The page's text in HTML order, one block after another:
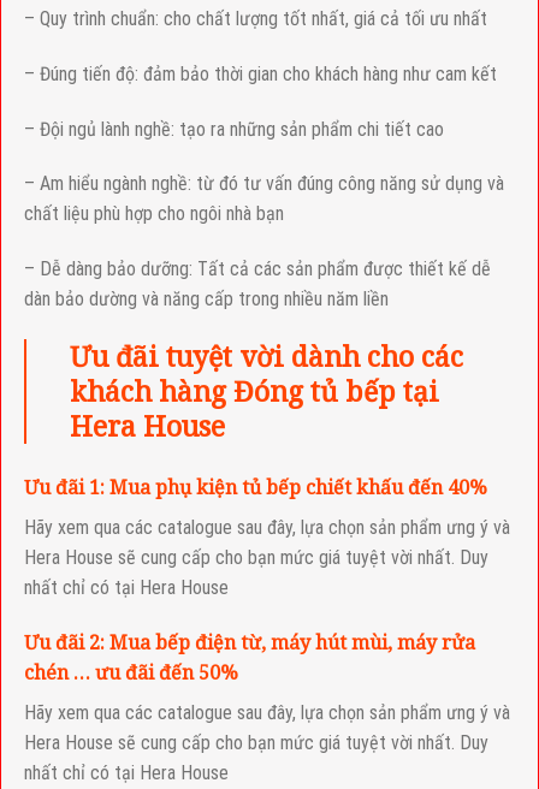
– Quy trình chuẩn: cho chất lượng tốt nhất, giá cả tối ưu nhất
– Đúng tiến độ: đảm bảo thời gian cho khách hàng như cam kết
– Đội ngủ lành nghề: tạo ra những sản phẩm chi tiết cao
– Am hiểu ngành nghề: từ đó tư vấn đúng công năng sử dụng và
chất liệu phù hợp cho ngôi nhà bạn
– Dễ dàng bảo dưỡng: Tất cả các sản phẩm được thiết kế dễ
dàn bảo dường và năng cấp trong nhiều năm liền
Ưu đãi tuyệt vời dành cho các
khách hàng Đóng tủ bếp tại
Hera House
Ưu đãi 1: Mua phụ kiện tủ bếp chiết khấu đến 40%
Hãy xem qua các catalogue sau đây, lựa chọn sản phẩm ưng ý và
Hera House sẽ cung cấp cho bạn mức giá tuyệt vời nhất. Duy
nhất chỉ có tại Hera House
Ưu đãi 2: Mua bếp điện từ, máy hút mùi, máy rửa
chén … ưu đãi đến 50%
Hãy xem qua các catalogue sau đây, lựa chọn sản phẩm ưng ý và
Hera House sẽ cung cấp cho bạn mức giá tuyệt vời nhất. Duy
nhất chỉ có tại Hera House